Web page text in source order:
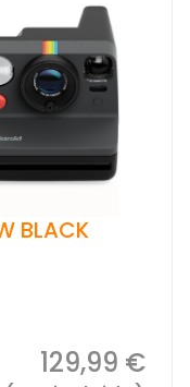
BLACK
129,99 €